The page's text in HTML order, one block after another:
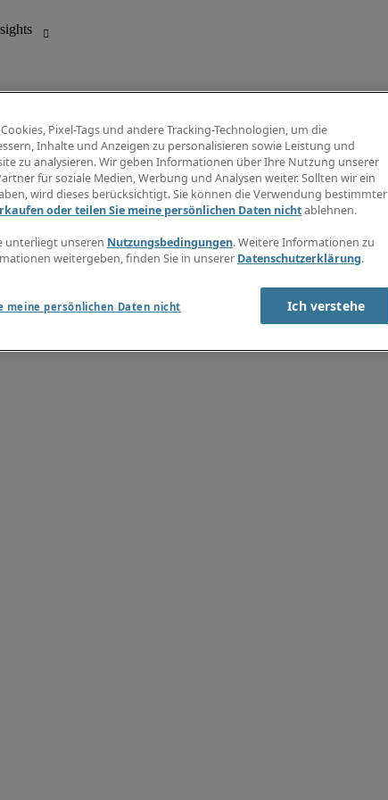
Info Center
Jobübersicht
Gehaltsübersicht
E-Learning
Pixel-Tags und andere Tracking-Technologien, um die
Inhalte und Anzeigen zu personalisieren sowie Leistung und
zu analysieren. Wir geben Informationen über Ihre Nutzung unserer
für soziale Medien, Werbung und Analysen weiter. Sollten wir ein
wird dieses berücksichtigt. Sie können die Verwendung bestimmter
oder teilen Sie meine persönlichen Daten nichtablehnen.
unterliegt unseren Nutzungsbedingungen. Weitere Informationen zu
weitergeben, finden Sie in unserer Datenschutzerklärung.
meine persönlichen Daten nicht Ich verstehe